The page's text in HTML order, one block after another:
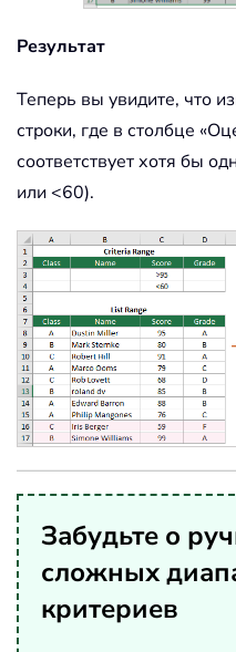
Результат
Теперь вы увидите, что
строки, где в столбце
соответствует хотя бы
или <60).
Забудьте о
сложных
критериев